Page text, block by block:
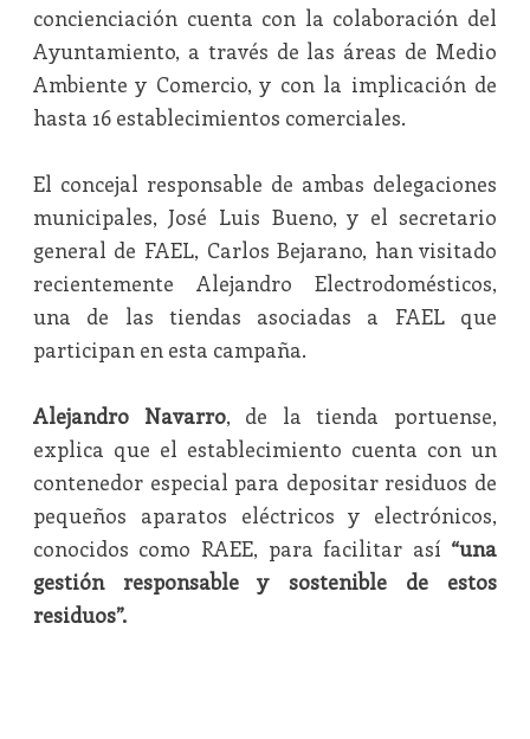
concienciación cuenta con la colaboración del
Ayuntamiento, a través de las áreas de Medio
Ambiente y Comercio, y con la implicación de
hasta 16 establecimientos comerciales.
El concejal responsable de ambas delegaciones
municipales, José Luis Bueno, y el secretario
general de FAEL, Carlos Bejarano, han visitado
recientemente Alejandro Electrodomésticos,
una de las tiendas asociadas a FAEL que
participan en esta campaña.
Alejandro Navarro, de la tienda portuense,
explica que el establecimiento cuenta con un
contenedor especial para depositar residuos de
pequeños aparatos eléctricos y electrónicos,
conocidos como RAEE, para facilitar así “una
gestión responsable y sostenible de estos
residuos”.